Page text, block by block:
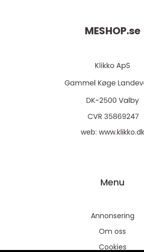
MESHOP.se
web: www.klikko.dk
Menu
Annonsering
Om oss
Cookies